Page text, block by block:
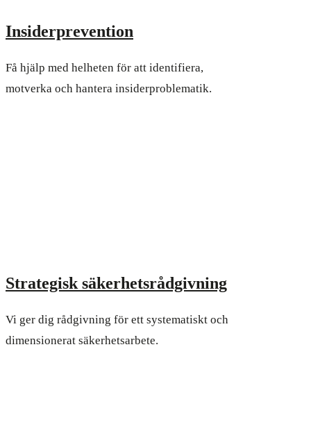
Insiderprevention
Få hjälp med helheten för att identifiera,
motverka och hantera insiderproblematik.
Strategisk säkerhetsrådgivning
Vi ger dig rådgivning för ett systematiskt och
dimensionerat säkerhetsarbete.